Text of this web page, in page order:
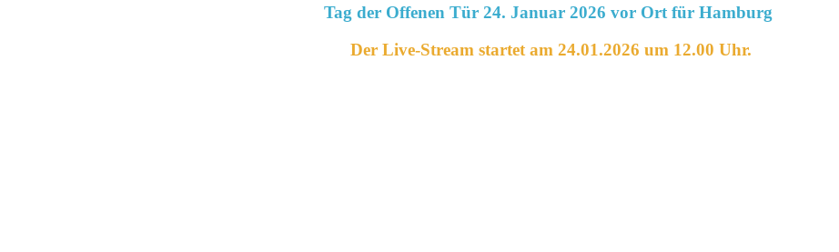
Tag der Offenen Tür 24. Januar 2026 vor Ort für Hamburg
Der Live-Stream startet am 24.01.2026 um 12.00 Uhr.